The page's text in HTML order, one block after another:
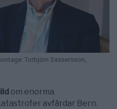
Torbjörn Sassersson,
om enorma
avfärdar Bern.